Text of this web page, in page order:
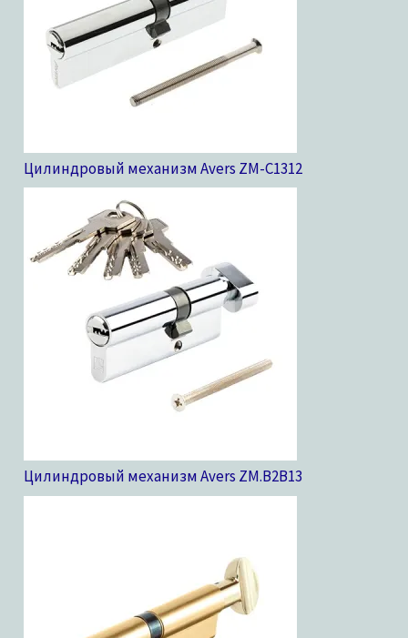
Цилиндровый механизм Avers ZM-C1312
Цилиндровый механизм Avers ZM.B2B13